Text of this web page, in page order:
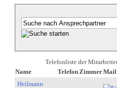
Telefonliste der
Name
Telefon ZimmerMail
Heilmann